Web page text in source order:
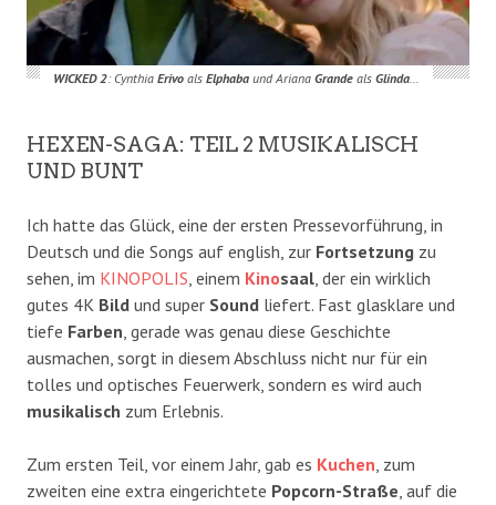
WICKED 2: Cynthia Erivoals Elphabaund Ariana Grandeals Glinda…
HEXEN-SAGA: TEIL 2 MUSIKALISCH
UND BUNT
Ich hatte das Glück, eine der ersten Pressevorführung, in
Deutsch und die Songs auf english, zur Fortsetzung zu
sehen, im KINOPOLIS, einem Kinosaal, der ein wirklich
gutes 4K Bild und super Sound liefert. Fast glasklare und
tiefe Farben, gerade was genau diese Geschichte
ausmachen, sorgt in diesem Abschluss nicht nur für ein
tolles und optisches Feuerwerk, sondern es wird auch
musikalisch zum Erlebnis.
Zum ersten Teil, vor einem Jahr, gab es Kuchen, zum
zweiten eine extra eingerichtete Popcorn-Straße, auf die